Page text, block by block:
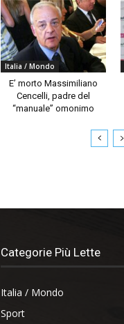
Italia / Mondo
E’ morto Massimiliano
Cencelli, padre del
“manuale” omonimo
Categorie Più Lette
Italia / Mondo
Sport